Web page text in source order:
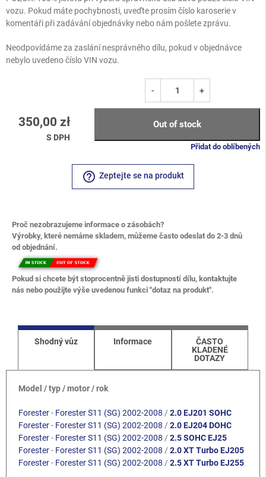
vozu. Pokud máte pochybnosti, uveďte prosím číslo karoserie v
komentáři při zadávání objednávky nebo nám pošlete zprávu.
Neodpovídáme za zaslání nesprávného dílu, pokud v objednávce
nebylo uvedeno číslo VIN vozu.
350,00 zł
S DPH
- +
Out of stock
Přidat do oblíbených
help_outline Zeptejte se na produkt
Proč nezobrazujeme informace o zásobách?
Výrobky, které nemáme skladem, můžeme často odeslat do 2-3 dnů
od objednání.
Pokud si chcete být stoprocentně jisti dostupností dílu, kontaktujte
nás nebo použijte výše uvedenou funkci "dotaz na produkt".
Shodný vůz Informace
ČASTO
KLADENÉ
DOTAZY
Model / typ / motor / rok
Forester- Forester S11 (SG) 2002-2008 /2.0 EJ201 SOHC
Forester- Forester S11 (SG) 2002-2008 /2.0 EJ204 DOHC
Forester- Forester S11 (SG) 2002-2008 /2.5 SOHC EJ25
Forester- Forester S11 (SG) 2002-2008 /2.0 XT Turbo EJ205
Forester- Forester S11 (SG) 2002-2008 /2.5 XT Turbo EJ255